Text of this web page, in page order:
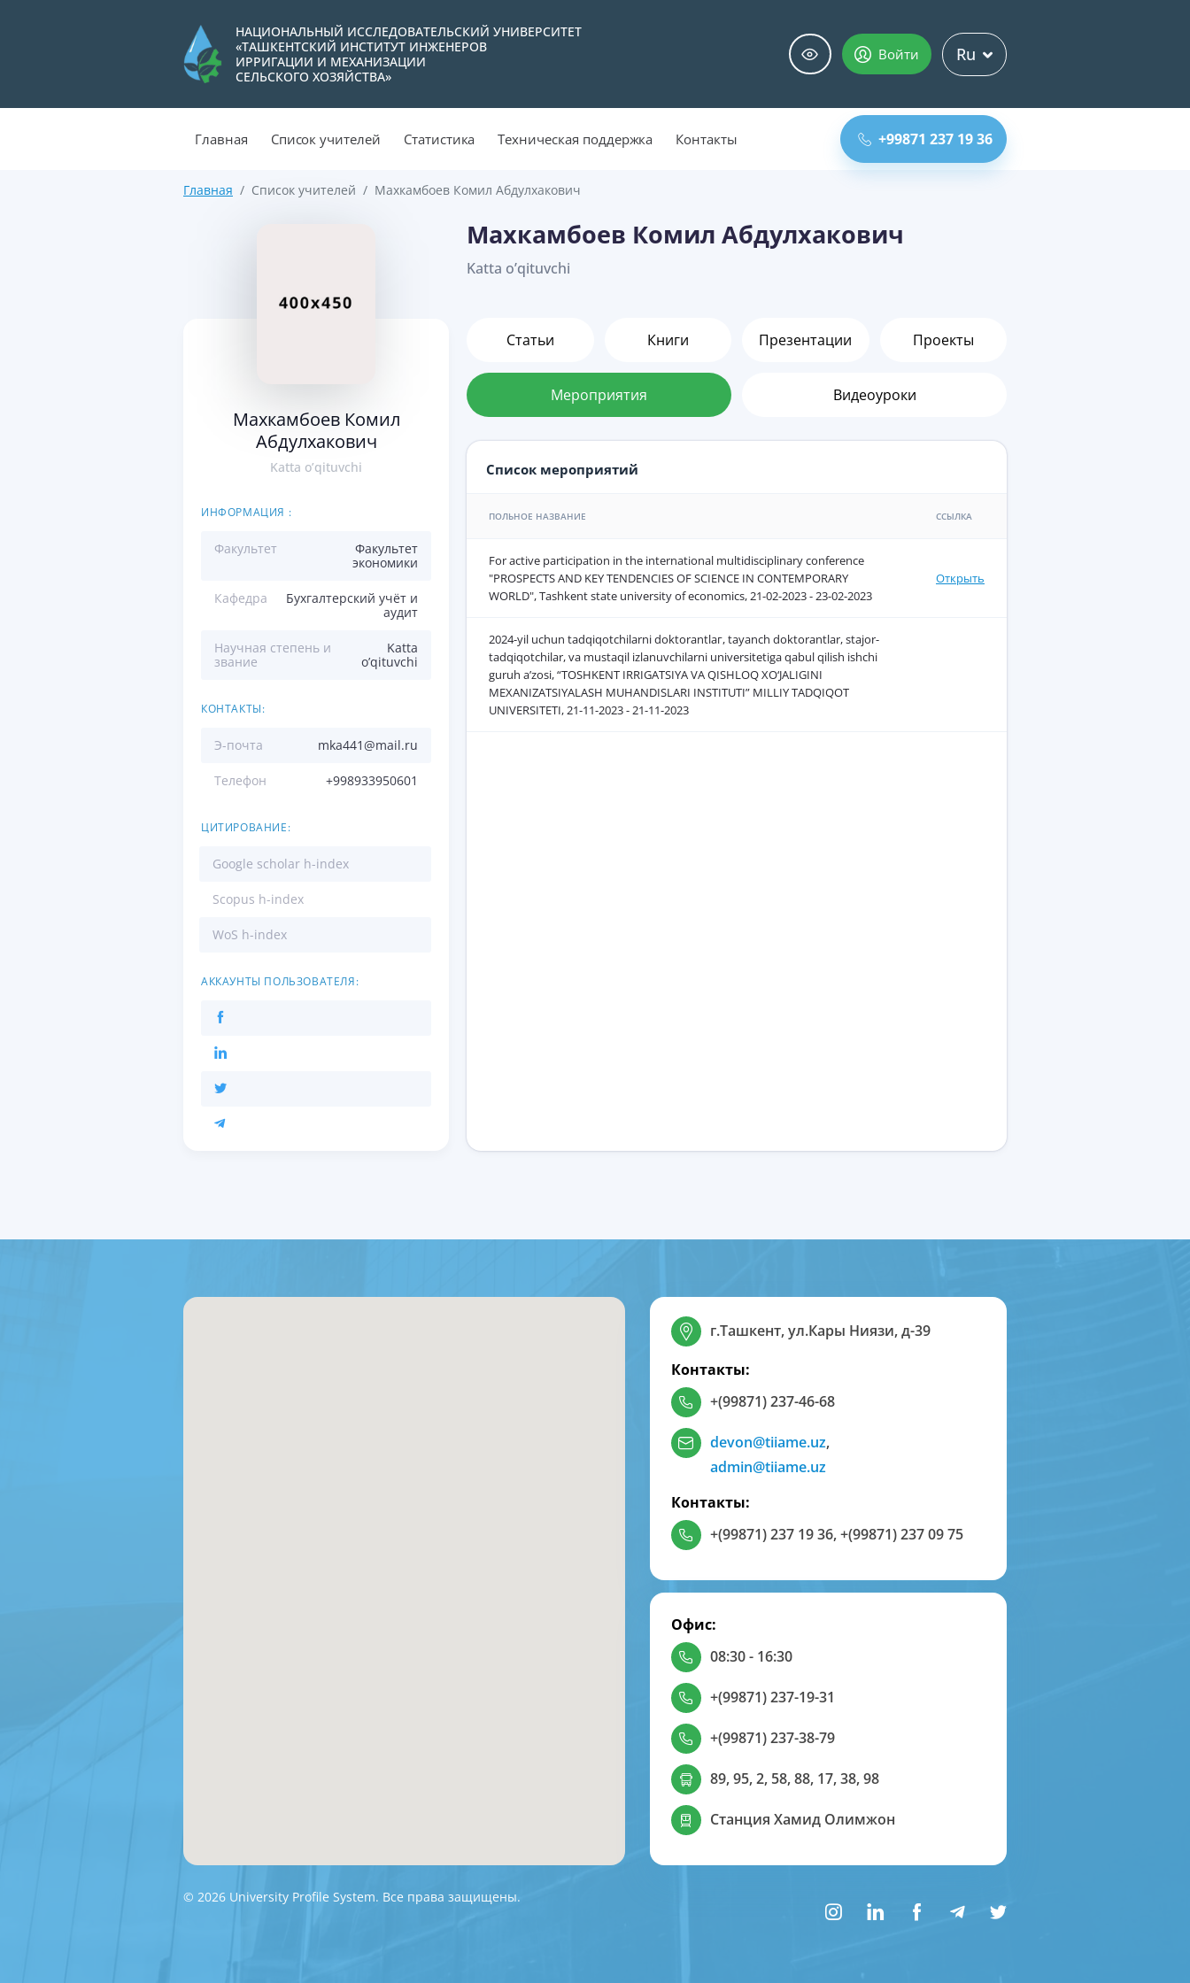
НАЦИОНАЛЬНЫЙ ИССЛЕДОВАТЕЛЬСКИЙ УНИВЕРСИТЕТ
«ТАШКЕНТСКИЙ ИНСТИТУТ ИНЖЕНЕРОВ
ИРРИГАЦИИ И МЕХАНИЗАЦИИ
СЕЛЬСКОГО ХОЗЯЙСТВА»
Войти Ru
Главная Список учителей Статистика Техническая поддержка Контакты +99871 237 19 36
Главная Список учителей Махкамбоев Комил Абдулхакович
Махкамбоев Комил
Абдулхакович
Katta o’qituvchi
ИНФОРМАЦИЯ :
Факультет
Факультет
экономики
Кафедра
Бухгалтерский учёт и
аудит
Научная степень и
звание
Katta
o’qituvchi
КОНТАКТЫ:
Э-почта mka441@mail.ru
Телефон +998933950601
ЦИТИРОВАНИЕ:
Google scholar h-index
Scopus h-index
WoS h-index
АККАУНТЫ ПОЛЬЗОВАТЕЛЯ:
Махкамбоев Комил Абдулхакович
Katta o’qituvchi
Статьи Книги Презентации Проекты
Мероприятия Видеоуроки
Список мероприятий
ПОЛЬНОЕ НАЗВАНИЕ ССЫЛКА
For active participation in the international multidisciplinary conference
"PROSPECTS AND KEY TENDENCIES OF SCIENCE IN CONTEMPORARY
WORLD", Tashkent state university of economics, 21-02-2023 - 23-02-2023
Открыть
2024-yil uchun tadqiqotchilarni doktorantlaг, tayanch doktorantlar, stajor-
tadqiqotchilar, va mustaqil izlanuvchilarni universitetiga qabul qilish ishchi
guruh a’zosi, “TOSHKENT IRRIGATSIYA VA QISHLOQ XO‘JALIGINI
MEXANIZATSIYALASH MUHANDISLARI INSTITUTI” MILLIY TADQIQOT
UNIVERSITETI, 21-11-2023 - 21-11-2023
г.Ташкент, ул.Кары Ниязи, д-39
Контакты:
+(99871) 237-46-68
devon@tiiame.uz,
admin@tiiame.uz
Контакты:
+(99871) 237 19 36,+(99871) 237 09 75
Офис:
08:30 - 16:30
+(99871) 237-19-31
+(99871) 237-38-79
89, 95, 2, 58, 88, 17, 38, 98
Станция Хамид Олимжон
© 2026 University Profile System. Все права защищены.